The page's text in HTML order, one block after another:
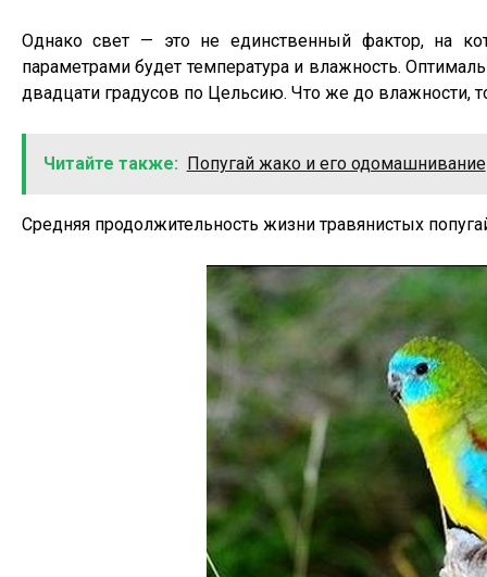
Однако свет — это не единственный фактор, на
параметрами будет температура и влажность.
двадцати градусов по Цельсию. Что же до влажности,
Читайте также: Попугай жако и его одомашнивание
Средняя продолжительность жизни травянистых